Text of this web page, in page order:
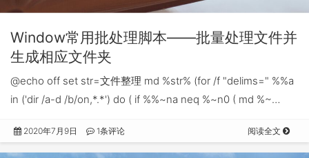
Window常用批处理脚本——批量处理文件并
生成相应文件夹
@echo off set str=文件整理 md %str% (for /f "delims=" %%a
in ('dir /a-d /b/on,*.*') do ( if %%~na neq %~n0 ( md %~…
2020年7月9日 1条评论 阅读全文